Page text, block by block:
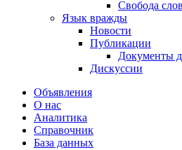
Свобода
Язык вражды
Новости
Публикации
Документы
Дискуссии
Объявления
О нас
Аналитика
Справочник
База данных